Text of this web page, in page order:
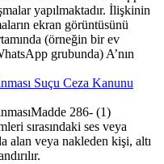
yapılmaktadır. İlişkinin
ekran görüntüsünü
(örneğin bir ev
grubunda) A’nın
Suçu Ceza Kanunu
286- (1)
sırasındaki ses veya
alan veya nakleden kişi, altı